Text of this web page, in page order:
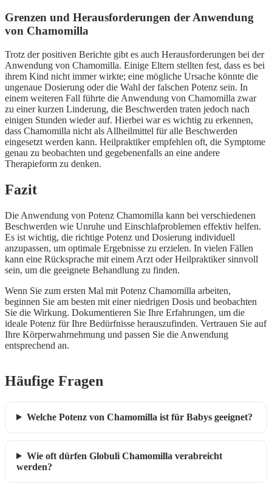
Grenzen und Herausforderungen der Anwendung
von Chamomilla
Trotz der positiven Berichte gibt es auch Herausforderungen bei der
Anwendung von Chamomilla. Einige Eltern stellten fest, dass es bei
ihrem Kind nicht immer wirkte; eine mögliche Ursache könnte die
ungenaue Dosierung oder die Wahl der falschen Potenz sein. In
einem weiteren Fall führte die Anwendung von Chamomilla zwar
zu einer kurzen Linderung, die Beschwerden traten jedoch nach
einigen Stunden wieder auf. Hierbei war es wichtig zu erkennen,
dass Chamomilla nicht als Allheilmittel für alle Beschwerden
eingesetzt werden kann. Heilpraktiker empfehlen oft, die Symptome
genau zu beobachten und gegebenenfalls an eine andere
Therapieform zu denken.
Fazit
Die Anwendung von Potenz Chamomilla kann bei verschiedenen
Beschwerden wie Unruhe und Einschlafproblemen effektiv helfen.
Es ist wichtig, die richtige Potenz und Dosierung individuell
anzupassen, um optimale Ergebnisse zu erzielen. In vielen Fällen
kann eine Rücksprache mit einem Arzt oder Heilpraktiker sinnvoll
sein, um die geeignete Behandlung zu finden.
Wenn Sie zum ersten Mal mit Potenz Chamomilla arbeiten,
beginnen Sie am besten mit einer niedrigen Dosis und beobachten
Sie die Wirkung. Dokumentieren Sie Ihre Erfahrungen, um die
ideale Potenz für Ihre Bedürfnisse herauszufinden. Vertrauen Sie auf
Ihre Körperwahrnehmung und passen Sie die Anwendung
entsprechend an.
Häufige Fragen
Welche Potenz von Chamomilla ist für Babys geeignet?
Wie oft dürfen Globuli Chamomilla verabreicht
werden?